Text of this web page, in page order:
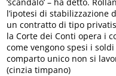
l’ipotesi di stabilizzazione
un contratto di tipo
la Corte dei Conti opera i
come vengono spesi i
comparto unico non si
(cinzia timpano)